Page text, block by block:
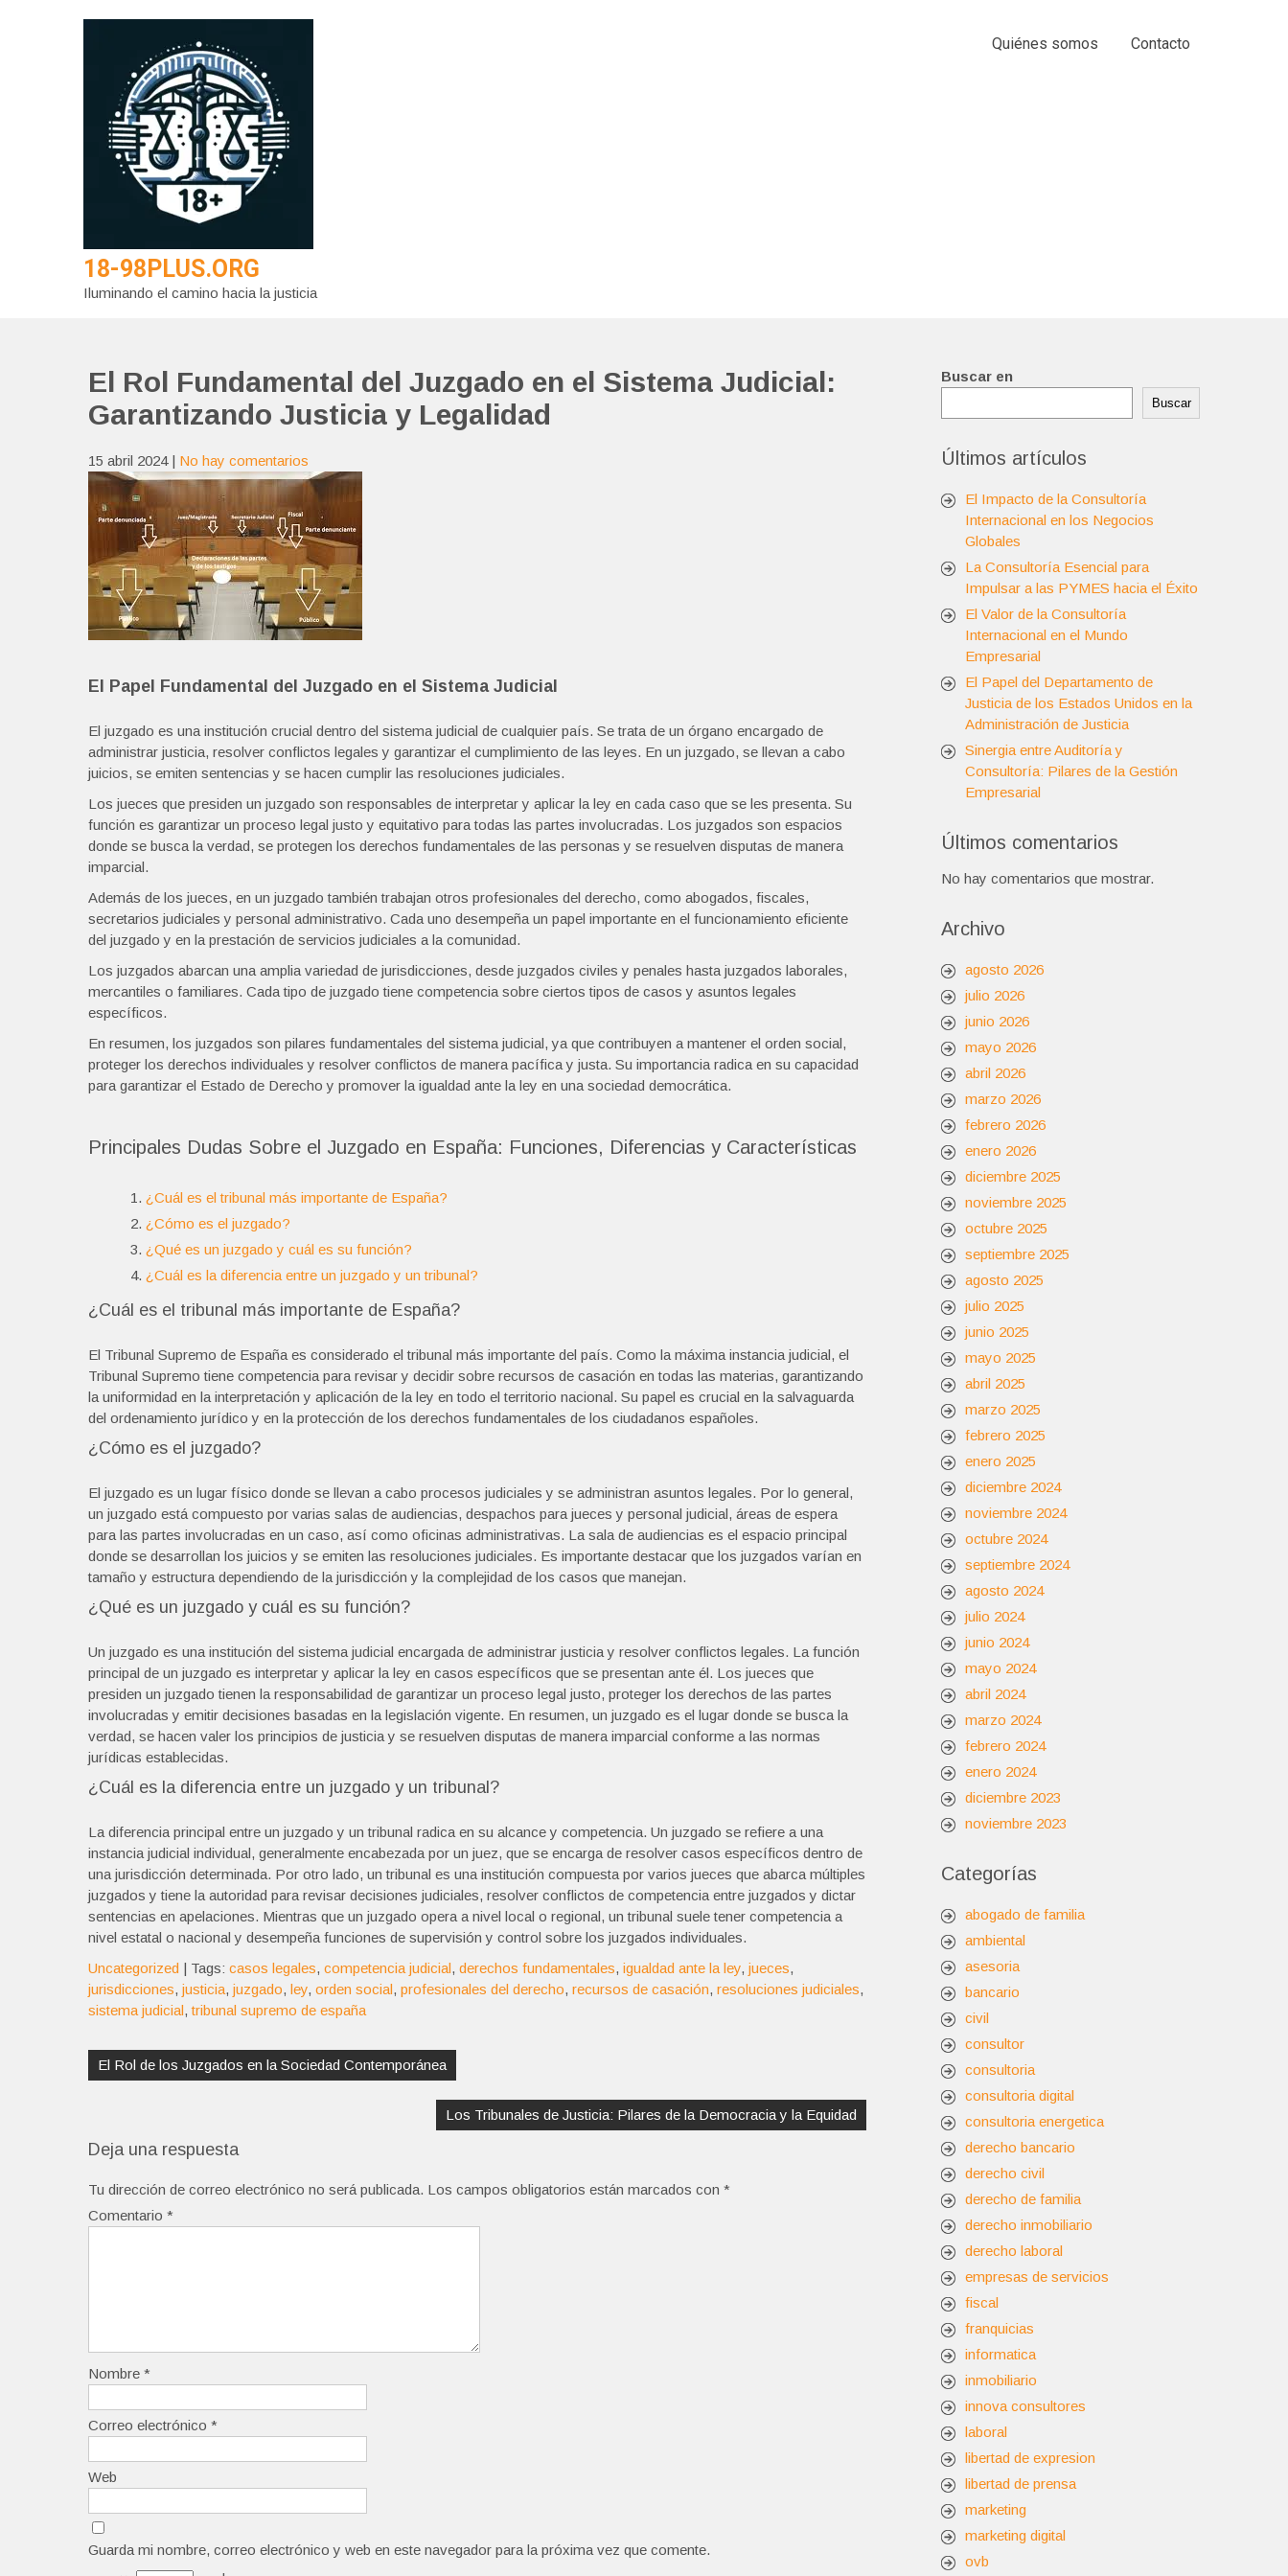
18-98PLUS.ORG
Iluminando el camino hacia la justicia
Quiénes somos Contacto
El Rol Fundamental del Juzgado en el Sistema Judicial:
Garantizando Justicia y Legalidad
15 abril 2024 | No hay comentarios
El Papel Fundamental del Juzgado en el Sistema Judicial
El juzgado es una institución crucial dentro del sistema judicial de cualquier país. Se trata de un órgano encargado de
administrar justicia, resolver conflictos legales y garantizar el cumplimiento de las leyes. En un juzgado, se llevan a cabo
juicios, se emiten sentencias y se hacen cumplir las resoluciones judiciales.
Los jueces que presiden un juzgado son responsables de interpretar y aplicar la ley en cada caso que se les presenta. Su
función es garantizar un proceso legal justo y equitativo para todas las partes involucradas. Los juzgados son espacios
donde se busca la verdad, se protegen los derechos fundamentales de las personas y se resuelven disputas de manera
imparcial.
Además de los jueces, en un juzgado también trabajan otros profesionales del derecho, como abogados, fiscales,
secretarios judiciales y personal administrativo. Cada uno desempeña un papel importante en el funcionamiento eficiente
del juzgado y en la prestación de servicios judiciales a la comunidad.
Los juzgados abarcan una amplia variedad de jurisdicciones, desde juzgados civiles y penales hasta juzgados laborales,
mercantiles o familiares. Cada tipo de juzgado tiene competencia sobre ciertos tipos de casos y asuntos legales
específicos.
En resumen, los juzgados son pilares fundamentales del sistema judicial, ya que contribuyen a mantener el orden social,
proteger los derechos individuales y resolver conflictos de manera pacífica y justa. Su importancia radica en su capacidad
para garantizar el Estado de Derecho y promover la igualdad ante la ley en una sociedad democrática.
Principales Dudas Sobre el Juzgado en España: Funciones, Diferencias y Características
¿Cuál es el tribunal más importante de España?
¿Cómo es el juzgado?
¿Qué es un juzgado y cuál es su función?
¿Cuál es la diferencia entre un juzgado y un tribunal?
¿Cuál es el tribunal más importante de España?
El Tribunal Supremo de España es considerado el tribunal más importante del país. Como la máxima instancia judicial, el
Tribunal Supremo tiene competencia para revisar y decidir sobre recursos de casación en todas las materias, garantizando
la uniformidad en la interpretación y aplicación de la ley en todo el territorio nacional. Su papel es crucial en la salvaguarda
del ordenamiento jurídico y en la protección de los derechos fundamentales de los ciudadanos españoles.
¿Cómo es el juzgado?
El juzgado es un lugar físico donde se llevan a cabo procesos judiciales y se administran asuntos legales. Por lo general,
un juzgado está compuesto por varias salas de audiencias, despachos para jueces y personal judicial, áreas de espera
para las partes involucradas en un caso, así como oficinas administrativas. La sala de audiencias es el espacio principal
donde se desarrollan los juicios y se emiten las resoluciones judiciales. Es importante destacar que los juzgados varían en
tamaño y estructura dependiendo de la jurisdicción y la complejidad de los casos que manejan.
¿Qué es un juzgado y cuál es su función?
Un juzgado es una institución del sistema judicial encargada de administrar justicia y resolver conflictos legales. La función
principal de un juzgado es interpretar y aplicar la ley en casos específicos que se presentan ante él. Los jueces que
presiden un juzgado tienen la responsabilidad de garantizar un proceso legal justo, proteger los derechos de las partes
involucradas y emitir decisiones basadas en la legislación vigente. En resumen, un juzgado es el lugar donde se busca la
verdad, se hacen valer los principios de justicia y se resuelven disputas de manera imparcial conforme a las normas
jurídicas establecidas.
¿Cuál es la diferencia entre un juzgado y un tribunal?
La diferencia principal entre un juzgado y un tribunal radica en su alcance y competencia. Un juzgado se refiere a una
instancia judicial individual, generalmente encabezada por un juez, que se encarga de resolver casos específicos dentro de
una jurisdicción determinada. Por otro lado, un tribunal es una institución compuesta por varios jueces que abarca múltiples
juzgados y tiene la autoridad para revisar decisiones judiciales, resolver conflictos de competencia entre juzgados y dictar
sentencias en apelaciones. Mientras que un juzgado opera a nivel local o regional, un tribunal suele tener competencia a
nivel estatal o nacional y desempeña funciones de supervisión y control sobre los juzgados individuales.
Uncategorized | Tags: casos legales, competencia judicial, derechos fundamentales, igualdad ante la ley, jueces,
jurisdicciones, justicia, juzgado, ley, orden social, profesionales del derecho, recursos de casación, resoluciones judiciales,
sistema judicial,tribunal supremo de españa
de
entradas
El Rol de los Juzgados en la Sociedad Contemporánea
Los Tribunales de Justicia: Pilares de la Democracia y la Equidad
Deja una respuesta
Tu dirección de correo electrónico no será publicada. Los campos obligatorios están marcados con *
Comentario *
Nombre *
Correo electrónico *
Web
Guarda mi nombre, correo electrónico y web en este navegador para la próxima vez que comente.
Buscar en
Buscar
Últimos artículos
El Impacto de la Consultoría
Internacional en los Negocios
Globales
La Consultoría Esencial para
Impulsar a las PYMES hacia el Éxito
El Valor de la Consultoría
Internacional en el Mundo
Empresarial
El Papel del Departamento de
Justicia de los Estados Unidos en la
Administración de Justicia
Sinergia entre Auditoría y
Consultoría: Pilares de la Gestión
Empresarial
Últimos comentarios
No hay comentarios que mostrar.
Archivo
agosto 2026
julio 2026
junio 2026
mayo 2026
abril 2026
marzo 2026
febrero 2026
enero 2026
diciembre 2025
noviembre 2025
octubre 2025
septiembre 2025
agosto 2025
julio 2025
junio 2025
mayo 2025
abril 2025
marzo 2025
febrero 2025
enero 2025
diciembre 2024
noviembre 2024
octubre 2024
septiembre 2024
agosto 2024
julio 2024
junio 2024
mayo 2024
abril 2024
marzo 2024
febrero 2024
enero 2024
diciembre 2023
noviembre 2023
Categorías
abogado de familia
ambiental
asesoria
bancario
civil
consultor
consultoria
consultoria digital
consultoria energetica
derecho bancario
derecho civil
derecho de familia
derecho inmobiliario
derecho laboral
empresas de servicios
fiscal
franquicias
informatica
inmobiliario
innova consultores
laboral
libertad de expresion
libertad de prensa
marketing
marketing digital
ovb